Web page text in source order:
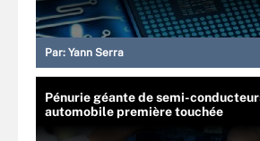
Par: Yann Serra
Pénurie géante de semi-
automobile première touchée